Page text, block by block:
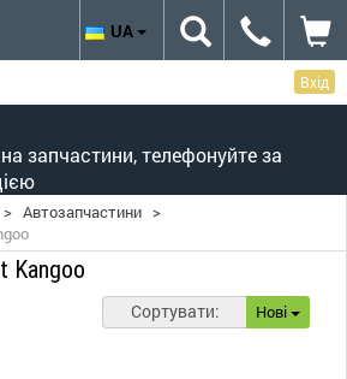
Вхід
запчастини, телефонуйте за
UA
> Автозапчастини >
Kangoo
Сортувати: Нові